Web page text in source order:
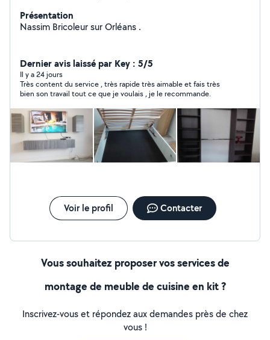
Présentation
Nassim Bricoleur sur Orléans .
Dernier avis laissé par Key : 5/5
Il y a 24 jours
Très content du service , très rapide très aimable et fais très
bien son travail tout ce que je voulais , je le recommande.
Voir le profil Contacter
Vous souhaitez proposer vos services de
montage de meuble de cuisine en kit ?
Inscrivez-vous et répondez aux demandes près de chez
vous !